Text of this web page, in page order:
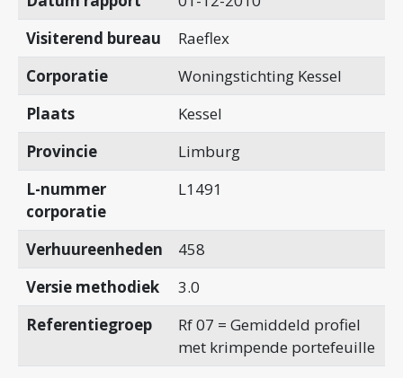
Visiterend bureau
Raeflex
Corporatie
Woningstichting Kessel
Plaats
Kessel
Provincie
Limburg
L-nummer
corporatie
L1491
Verhuureenheden
458
Versie methodiek
3.0
Referentiegroep
Rf 07 = Gemiddeld profiel
met krimpende portefeuille